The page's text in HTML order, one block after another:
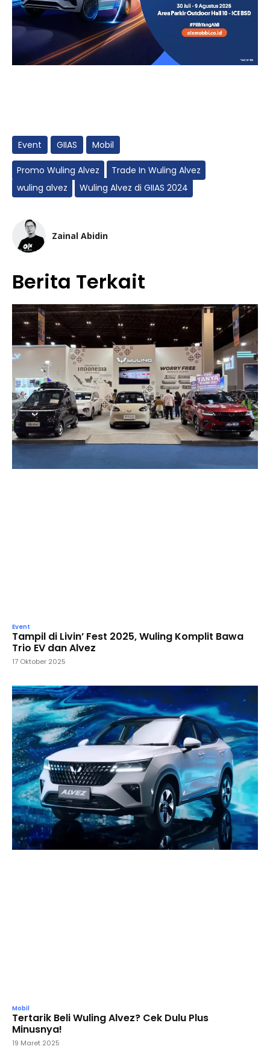
Event GIIAS Mobil
Promo Wuling Alvez
Trade In Wuling Alvez
wuling alvez
Wuling Alvez di GIIAS 2024
Zainal Abidin
Berita Terkait
Event
Tampil di Livin’ Fest 2025, Wuling Komplit Bawa
Trio EV dan Alvez
17 Oktober 2025
Mobil
Tertarik Beli Wuling Alvez? Cek Dulu Plus
Minusnya!
19 Maret 2025